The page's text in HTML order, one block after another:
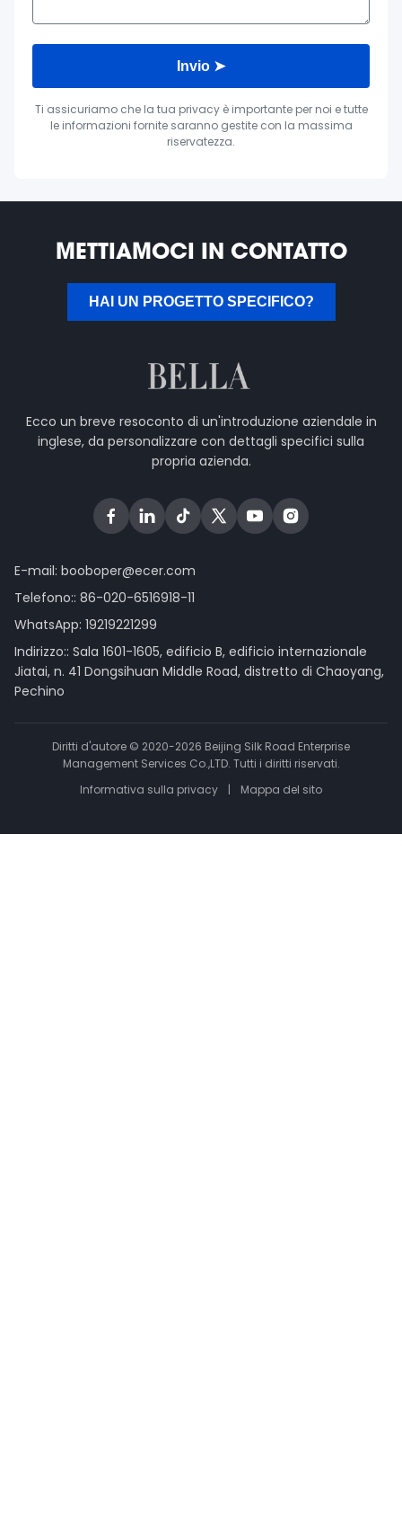
Invio ➤
Ti assicuriamo che la tua privacy è importante per noi e tutte
le informazioni fornite saranno gestite con la massima
riservatezza.
METTIAMOCI IN CONTATTO
HAI UN PROGETTO SPECIFICO?
Ecco un breve resoconto di un'introduzione aziendale in
inglese, da personalizzare con dettagli specifici sulla
propria azienda.
E-mail: booboper@ecer.com
Telefono:: 86-020-6516918-11
WhatsApp: 19219221299
Indirizzo:: Sala 1601-1605, edificio B, edificio internazionale
Jiatai, n. 41 Dongsihuan Middle Road, distretto di Chaoyang,
Pechino
Diritti d'autore © 2020-2026 Beijing Silk Road Enterprise
Management Services Co.,LTD. Tutti i diritti riservati.
Informativa sulla privacy
| Mappa del sito